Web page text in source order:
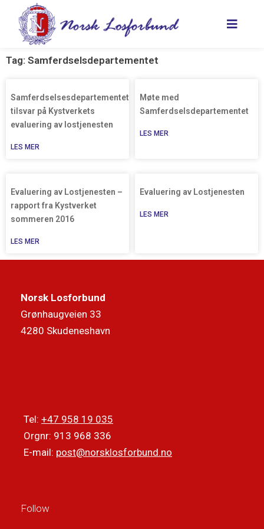
innholdet
Tag: Samferdselsdepartementet
Samferdselsesdepartementets
tilsvar på Kystverkets
evaluering av lostjenesten
LES MER
Møte med
Samferdselsdepartementet
LES MER
Evaluering av Lostjenesten –
rapport fra Kystverket
sommeren 2016
LES MER
Evaluering av Lostjenesten
LES MER
Norsk Losforbund
Grønhaugveien 33
4280 Skudeneshavn
Tel: +47 958 19 035
Orgnr: 913 968 336
E-mail: post@norsklosforbund.no
Follow